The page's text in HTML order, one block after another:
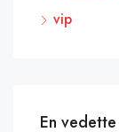
vip
En vedette